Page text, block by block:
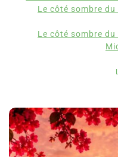
Le côté sombre du
Le côté sombre du